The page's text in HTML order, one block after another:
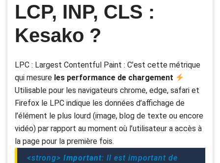
LCP, INP, CLS :
Kesako ?
LPC : Largest Contentful Paint : C’est cette métrique
qui mesure les performance de chargement
Utilisable pour les navigateurs chrome, edge, safari et
Firefox le LPC indique les données d’affichage de
l’élément le plus lourd (image, blog de texte ou encore
vidéo) par rapport au moment où l’utilisateur a accès à
la page pour la première fois.
<strong> Important: Il est important de